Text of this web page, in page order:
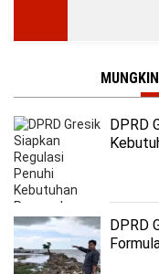
DPRD
DPRD